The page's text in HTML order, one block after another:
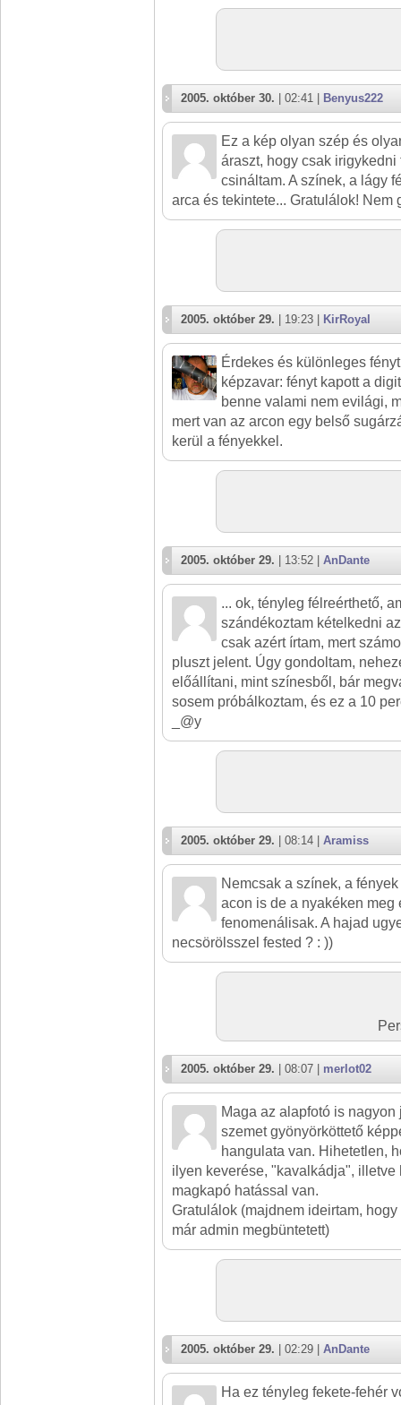
2005. október 30. | 02:41 | Benyus222
Ez a kép olyan szép és
áraszt, hogy csak
csináltam. A színek, a lágy
arca és tekintete... Gratulálok! Nem
2005. október 29. | 19:23 | KirRoyal
Érdekes és különleges
képzavar: fényt kapott a
benne valami nem evilági,
mert van az arcon egy belső
kerül a fényekkel.
2005. október 29. | 13:52 | AnDante
... ok, tényleg félreérthető,
szándékoztam kételkedni
csak azért írtam, mert
pluszt jelent. Úgy gondoltam,
előállítani, mint színesből, bár
sosem próbálkoztam, és ez a 10
_@y
2005. október 29. | 08:14 | Aramiss
Nemcsak a színek, a
acon is de a nyakéken meg
fenomenálisak. A hajad
necsörölsszel fested ? : ))
2005. október 29. | 08:07 | merlot02
Maga az alapfotó is
szemet gyönyörköttető
hangulata van. Hihetetlen,
ilyen keverése, "kavalkádja", illetve
magkapó hatással van.
Gratulálok (majdnem ideirtam,
már admin megbüntetett)
2005. október 29. | 02:29 | AnDante
Ha ez tényleg fekete-fehér